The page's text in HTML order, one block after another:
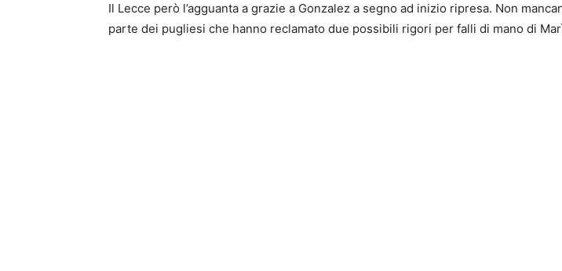
Il Lecce però l’agguanta a grazie a Gonzalez a segno ad inizio ripresa. Non
parte dei pugliesi che hanno reclamato due possibili rigori per falli di mano di